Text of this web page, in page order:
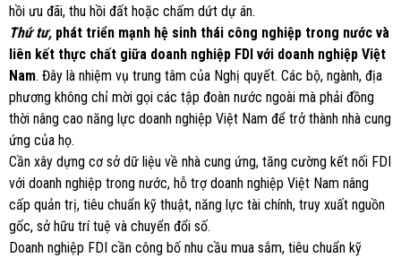
hồi ưu đãi, thu hồi đất hoặc chấm dứt dự án.
Thứ tư, phát triển mạnh hệ sinh thái công nghiệp trong nước và
liên kết thực chất giữa doanh nghiệp FDI với doanh nghiệp Việt
Nam. Đây là nhiệm vụ trung tâm của Nghị quyết. Các bộ, ngành, địa
phương không chỉ mời gọi các tập đoàn nước ngoài mà phải đồng
thời nâng cao năng lực doanh nghiệp Việt Nam để trở thành nhà cung
ứng của họ.
Cần xây dựng cơ sở dữ liệu về nhà cung ứng, tăng cường kết nối FDI
với doanh nghiệp trong nước, hỗ trợ doanh nghiệp Việt Nam nâng
cấp quản trị, tiêu chuẩn kỹ thuật, năng lực tài chính, truy xuất nguồn
gốc, sở hữu trí tuệ và chuyển đổi số.
Doanh nghiệp FDI cần công bố nhu cầu mua sắm, tiêu chuẩn kỹ